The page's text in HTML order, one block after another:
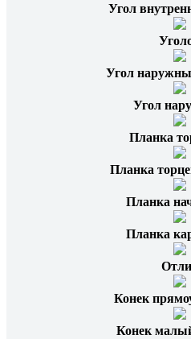
Угол
Угол
Угол
Планка
Планка
Планка
Планка
Конек
Конек